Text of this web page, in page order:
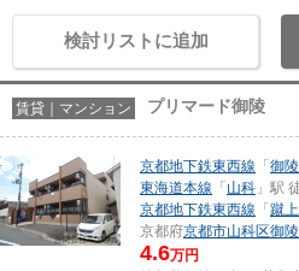
検討リストに追加
賃貸｜マンション プリマード御陵
京都地下鉄東西線 「 御陵
東海道本線 「 山科 」駅
京都地下鉄東西線 「 蹴上
京都府京都市山科区御
4.6万円